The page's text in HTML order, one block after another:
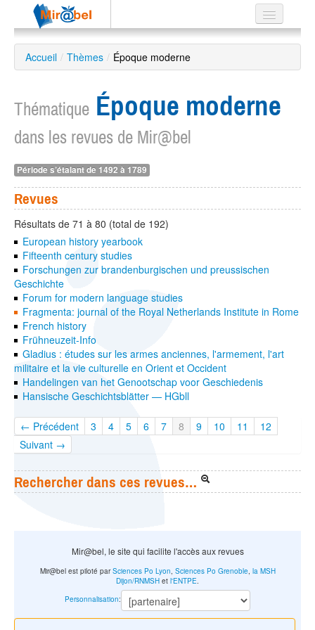
Le réseau
Soutien
Recherche
avancée
EN
ES
?
Accueil / Thèmes / Époque moderne
Thématique Époque moderne
dans les revues de Mir@bel
Période s’étalant de 1492 à 1789
Revues
Résultats de 71 à 80 (total de 192)
European history yearbook
Fifteenth century studies
Forschungen zur brandenburgischen und preussischen
Geschichte
Forum for modern language studies
Fragmenta: journal of the Royal Netherlands Institute in Rome
French history
Frühneuzeit-Info
Gladius : études sur les armes anciennes, l'armement, l'art
militaire et la vie culturelle en Orient et Occident
Handelingen van het Genootschap voor Geschiedenis
Hansische Geschichtsblätter — HGbll
← Précédent 3 4 5 6 7 8 9 10 11
12
Suivant →
Rechercher dans ces revues…
Mir@bel, le site qui facilite l'accès aux revues
Mir@bel est piloté parSciences Po Lyon Sciences Po Grenoble, la MSH
Dijon/RNMSH et l'ENTPE
Personnalisation: